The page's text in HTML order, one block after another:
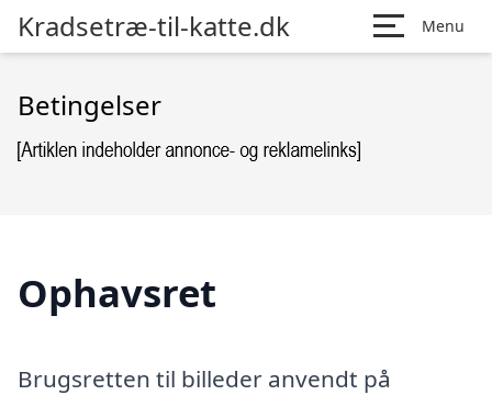
Kradsetræ-til-katte.dk Menu
Betingelser
Ophavsret
Brugsretten til billeder anvendt på